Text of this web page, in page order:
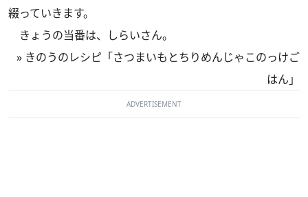
綴っていきます。
きょうの当番は、しらいさん。
» きのうのレシピ「さつまいもとちりめんじゃこのっけご
はん」
ADVERTISEMENT